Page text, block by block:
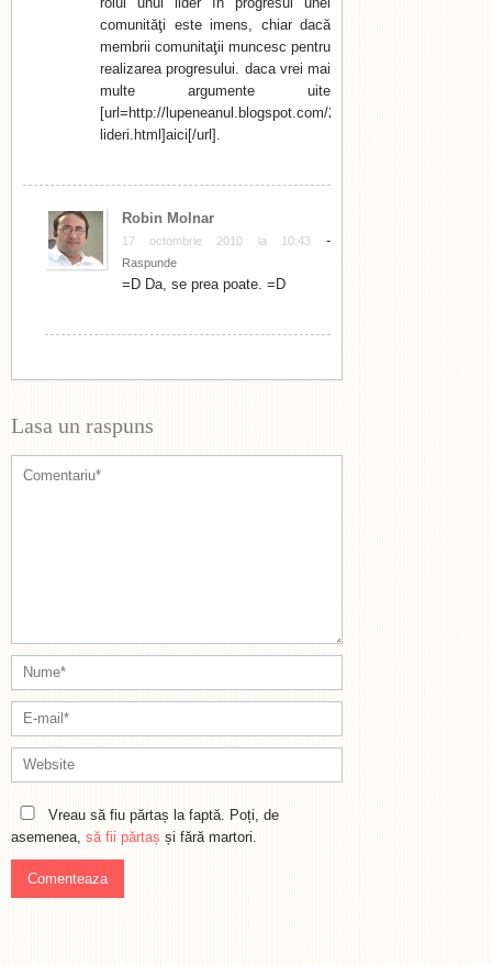
comunităţi este imens, chiar dacă
membrii comunitaţii muncesc pentru
realizarea progresului. daca vrei mai
multe argumente uite
[url=http://lupeneanul.blogspot.com/2010/10/despre-
lideri.html]aici[/url].
Robin Molnar
17 octombrie 2010 la 10:43-
Raspunde
=D Da, se prea poate. =D
Lasa un raspuns
Vreau să fiu părtaș la faptă. Poți, de
asemenea, să fii părtaș și fără martori.